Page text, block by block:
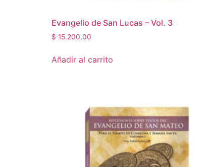
Evangelio de San Lucas – Vol. 3
$ 15.200,00
Añadir al carrito